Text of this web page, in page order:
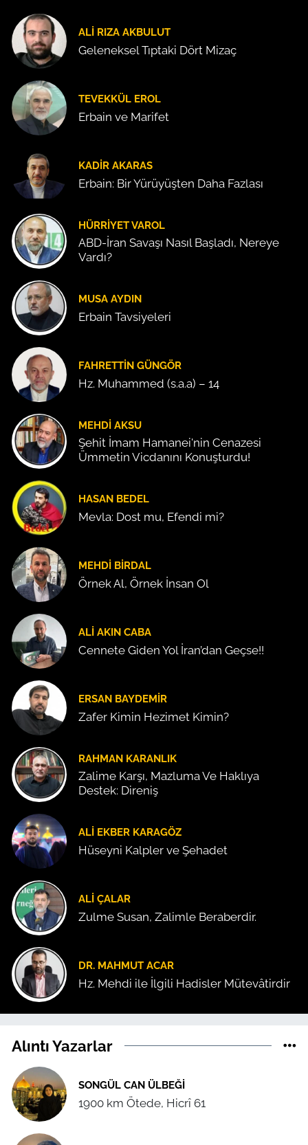
ALI RIZA AKBULUT
Geleneksel Tıptaki Dört Mizaç
TEVEKKÜL EROL
Erbain ve Marifet
KADIR AKARAS
Erbain: Bir Yürüyüşten Daha Fazlası
HÜRRIYET VAROL
ABD-İran Savaşı Nasıl Başladı, Nereye
Vardı?
MUSA AYDIN
Erbain Tavsiyeleri
FAHRETTIN GÜNGÖR
Hz. Muhammed (s.a.a) – 14
MEHDI AKSU
Şehit İmam Hamanei'nin Cenazesi
Ümmetin Vicdanını Konuşturdu!
HASAN BEDEL
Mevla: Dost mu, Efendi mi?
MEHDI BIRDAL
Örnek Al, Örnek İnsan Ol
ALI AKIN CABA
Cennete Giden Yol İran’dan Geçse!!
ERSAN BAYDEMIR
Zafer Kimin Hezimet Kimin?
RAHMAN KARANLIK
Zalime Karşı, Mazluma Ve Haklıya
Destek: Direniş
ALI EKBER KARAGÖZ
Hüseyni Kalpler ve Şehadet
ALI ÇALAR
Zulme Susan, Zalimle Beraberdir.
DR. MAHMUT ACAR
Hz. Mehdi ile İlgili Hadisler Mütevâtirdir
Alıntı Yazarlar
SONGÜL CAN ÜLBEĞI
1900 km Ötede, Hicrî 61